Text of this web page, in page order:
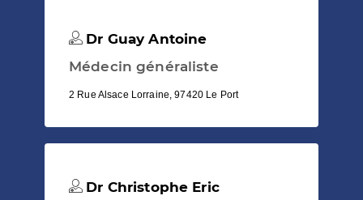
Dr Guay Antoine
Médecin généraliste
2 Rue Alsace Lorraine, 97420 Le Port
Dr Christophe Eric